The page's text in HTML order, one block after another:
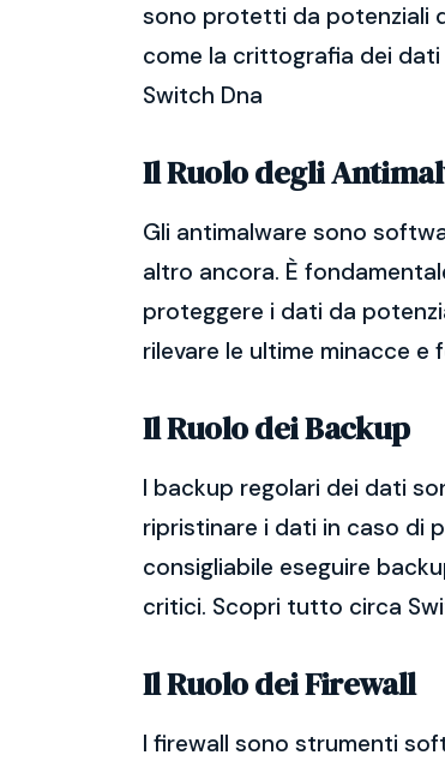
sono protetti da potenziali
come la crittografia dei
Switch Dna
Il Ruolo degli
Gli antimalware sono
altro ancora. È
proteggere i dati da
rilevare le ultime minacce
Il Ruolo dei Backup
I backup regolari dei dati
ripristinare i dati in caso di
consigliabile eseguire
critici. Scopri tutto circa
Il Ruolo dei Firewall
I firewall sono strumenti